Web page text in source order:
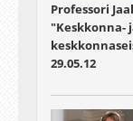
Professori
"Keskkonna-
29.05.12